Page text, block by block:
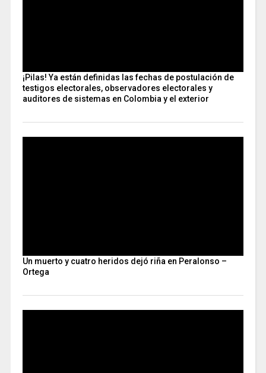
¡Pilas! Ya están definidas las fechas de postulación de
testigos electorales, observadores electorales y
auditores de sistemas en Colombia y el exterior
Un muerto y cuatro heridos dejó riña en Peralonso –
Ortega